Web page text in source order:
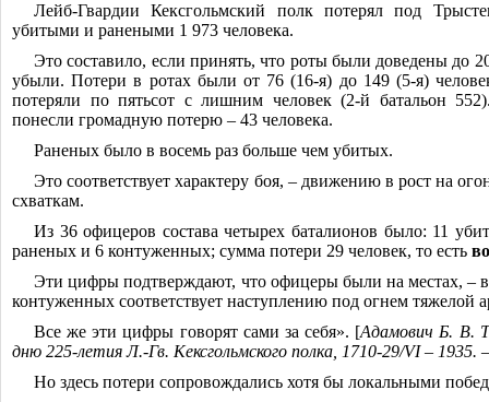
Лейб-Гвардии Кексгольмский полк потерял под
убитыми и ранеными 1 973 человека.
Это составило, если принять, что роты были доведены до
убыли. Потери в ротах были от 76 (16-я) до 149 (5-я)
потеряли по пятьсот с лишним человек (2-й батальон
понесли громадную потерю ‒ 43 человека.
Раненых было в восемь раз больше чем убитых.
Это соответствует характеру боя, ‒ движению в рост на
схваткам.
Из 36 офицеров состава четырех баталионов было: 11
раненых и 6 контуженных; сумма потери 29 человек, то есть
Эти цифры подтверждают, что офицеры были на местах, ‒
контуженных соответствует наступлению под огнем тяжелой
Все же эти цифры говорят сами за себя». [Адамович Б. В.
дню 225-летия Л.-Гв. Кексгольмского полка, 1710-29/VI ‒
Но здесь потери сопровождались хотя бы локальными